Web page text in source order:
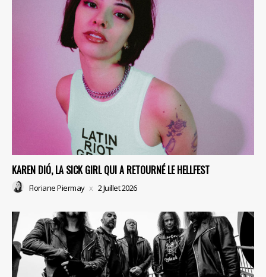
KAREN DIÓ, LA SICK GIRL QUI A RETOURNÉ LE HELLFEST
Floriane Piermay 2 Juillet 2026